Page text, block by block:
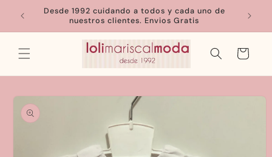
directamenteDesde 1992 cuidando a todos y cada uno de
nuestros clientes. Envios Gratis
Carrito
directamente
a la
información